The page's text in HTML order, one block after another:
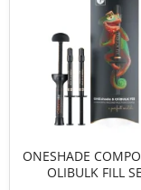
ONESHADE
OLIBULK FILL